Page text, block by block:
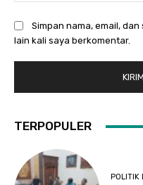
Simpan nama, email,
lain kali saya berkomentar.
TERPOPULER
POLITIK